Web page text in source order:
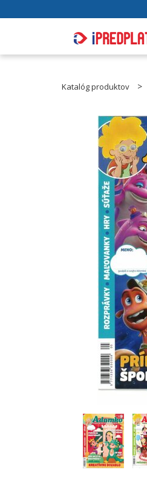
Katalóg produktov